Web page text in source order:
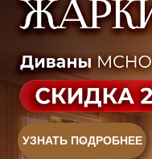
+7 (958) 202-41-41
+7 (499) 916-60-66
+7 (499) 916-60-10,
Ежедневно, с 10:00 до 21:00